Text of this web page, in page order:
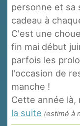
personne et sa
cadeau à
C'est une
fin mai début
parfois les
l'occasion de
manche !
Cette année là,
la suite (estimé à